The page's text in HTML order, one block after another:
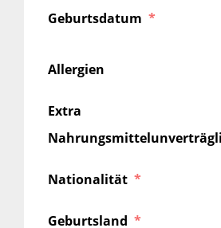
Geburtsdatum
Allergien
Extra
Nationalität
Geburtsland